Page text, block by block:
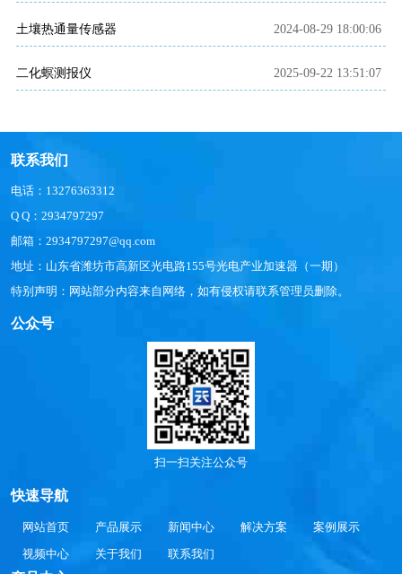
土壤热通量传感器 2024-08-29 18:00:06
二化螟测报仪 2025-09-22 13:51:07
联系我们
电话：13276363312
Q Q：2934797297
邮箱：2934797297@qq.com
地址：山东省潍坊市高新区光电路155号光电产业加速器（一期）
特别声明：网站部分内容来自网络，如有侵权请联系管理员删除。
公众号
扫一扫关注公众号
快速导航
网站首页 产品展示 新闻中心 解决方案
案例展示
视频中心
关于我们 联系我们